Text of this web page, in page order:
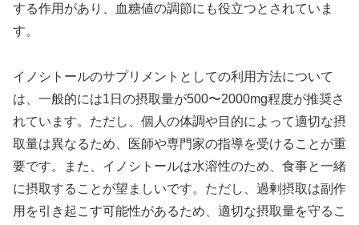
する作用があり、血糖値の調節にも役立つとされていま
す。
イノシトールのサプリメントとしての利用方法について
は、一般的には1日の摂取量が500〜2000mg程度が推奨さ
れています。ただし、個人の体調や目的によって適切な摂
取量は異なるため、医師や専門家の指導を受けることが重
要です。また、イノシトールは水溶性のため、食事と一緒
に摂取することが望ましいです。ただし、過剰摂取は副作
用を引き起こす可能性があるため、適切な摂取量を守るこ